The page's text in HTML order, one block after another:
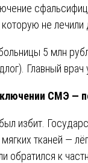
которую не
5 млн
Главный врач
СМЭ —
избит.
тканей —
обратился к